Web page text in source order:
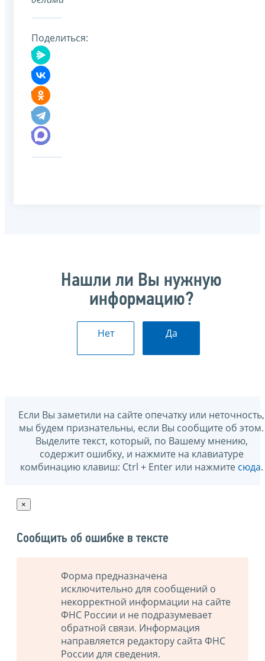
Поделиться:
Нашли ли Вы нужную
информацию?
Нет Да
Если Вы заметили на сайте опечатку или неточность,
мы будем признательны, если Вы сообщите об этом.
Выделите текст, который, по Вашему мнению,
содержит ошибку, и нажмите на клавиатуре
комбинацию клавиш: Ctrl + Enter или нажмите сюда.
×
Сообщить об ошибке в тексте
Форма предназначена
исключительно для сообщений о
некорректной информации на сайте
ФНС России и не подразумевает
обратной связи. Информация
направляется редактору сайта ФНС
России для сведения.